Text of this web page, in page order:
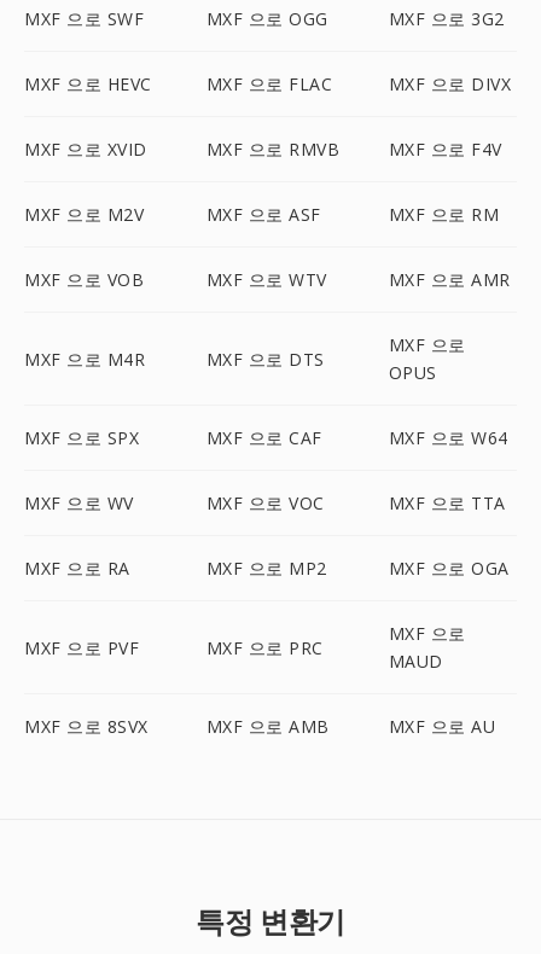
MXF 으로 SWF MXF 으로 OGG MXF 으로 3G2
MXF 으로 HEVC MXF 으로 FLAC MXF 으로 DIVX
MXF 으로 XVID MXF 으로 RMVB MXF 으로 F4V
MXF 으로 M2V MXF 으로 ASF MXF 으로 RM
MXF 으로 VOB MXF 으로 WTV MXF 으로 AMR
MXF 으로 M4R MXF 으로 DTS
MXF 으로
OPUS
MXF 으로 SPX MXF 으로 CAF MXF 으로 W64
MXF 으로 WV MXF 으로 VOC MXF 으로 TTA
MXF 으로 RA MXF 으로 MP2 MXF 으로 OGA
MXF 으로 PVF MXF 으로 PRC
MXF 으로
MAUD
MXF 으로 8SVX MXF 으로 AMB MXF 으로 AU
특정 변환기